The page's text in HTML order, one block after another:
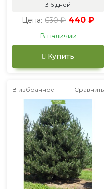
3-5 дней
Цена: 630 ₽ 440 ₽
В наличии
Купить
В избранное Сравнить